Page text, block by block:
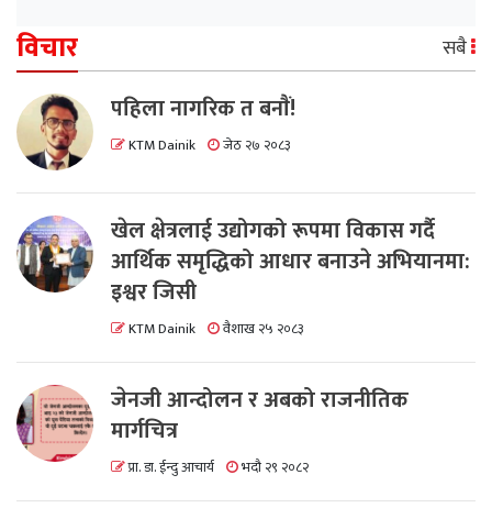
विचार सबै
पहिला नागरिक त बनाैं!
KTM Dainik जेठ २७ २०८३
खेल क्षेत्रलाई उद्योगको रूपमा विकास गर्दै
आर्थिक समृद्धिको आधार बनाउने अभियानमा:
इश्वर जिसी
KTM Dainik वैशाख २५ २०८३
जेनजी आन्दोलन र अबको राजनीतिक
मार्गचित्र
प्रा. डा. ईन्दु आचार्य भदौ २९ २०८२